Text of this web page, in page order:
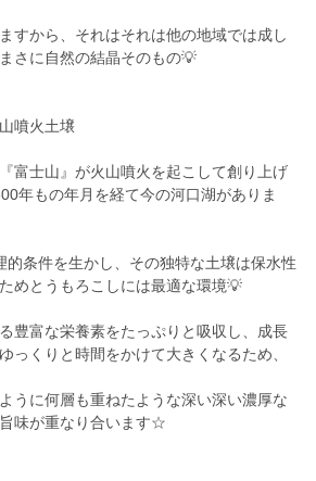
すから、それはそれは他の地域では成し
さに自然の結晶そのもの💡
噴火土壌
富士山』が火山噴火を起こして創り上げ
年もの年月を経て今の河口湖がありま
的条件を生かし、その独特な土壌は保水性
めとうもろこしには最適な環境💡
豊富な栄養素をたっぷりと吸収し、成長
っくりと時間をかけて大きくなるため、
うに何層も重ねたような深い深い濃厚な
味が重なり合います☆